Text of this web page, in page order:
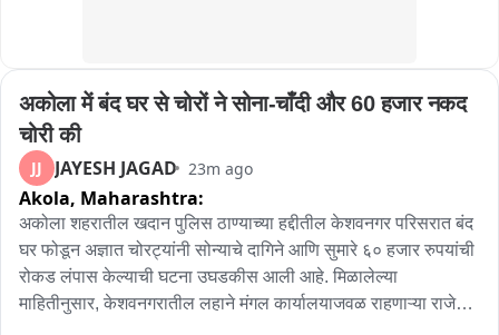
अकोला में बंद घर से चोरों ने सोना-चाँदी और 60 हजार नकद
चोरी की
JJ JAYESH JAGAD 23m ago
Akola, Maharashtra:
अकोला शहरातील खदान पुलिस ठाण्याच्या हद्दीतील केशवनगर परिसरात बंद
घर फोडून अज्ञात चोरट्यांनी सोन्याचे दागिने आणि सुमारे ६० हजार रुपयांची
रोकड लंपास केल्याची घटना उघडकीस आली आहे. मिळालेल्या
माहितीनुसार, केशवनगरातील लहाने मंगल कार्यालयाजवळ राहणाऱ्या राजेश्री